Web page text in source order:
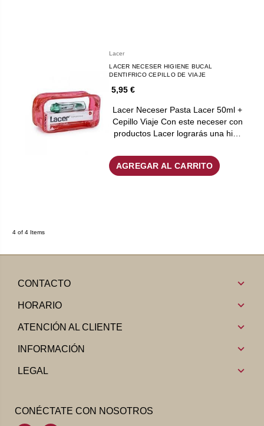
Lacer
LACER NECESER HIGIENE BUCAL
DENTIFRICO CEPILLO DE VIAJE
5,95 €
Lacer Neceser Pasta Lacer 50ml +
Cepillo Viaje Con este neceser con
productos Lacer lograrás una hi…
AGREGAR AL CARRITO
4 of 4 Items
CONTACTO
HORARIO
ATENCIÓN AL CLIENTE
INFORMACIÓN
LEGAL
CONÉCTATE CON NOSOTROS